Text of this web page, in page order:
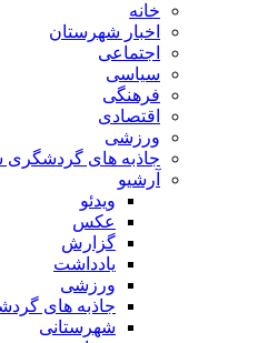
خانه
اخبار شهرستان
اجتماعی
سیاسی
فرهنگی
اقتصادی
ورزشی
جاذبه های
آرشیو
ویدئو
عکس
گزارش
یادداشت
ورزشی
جاذبه های
شهرستانی